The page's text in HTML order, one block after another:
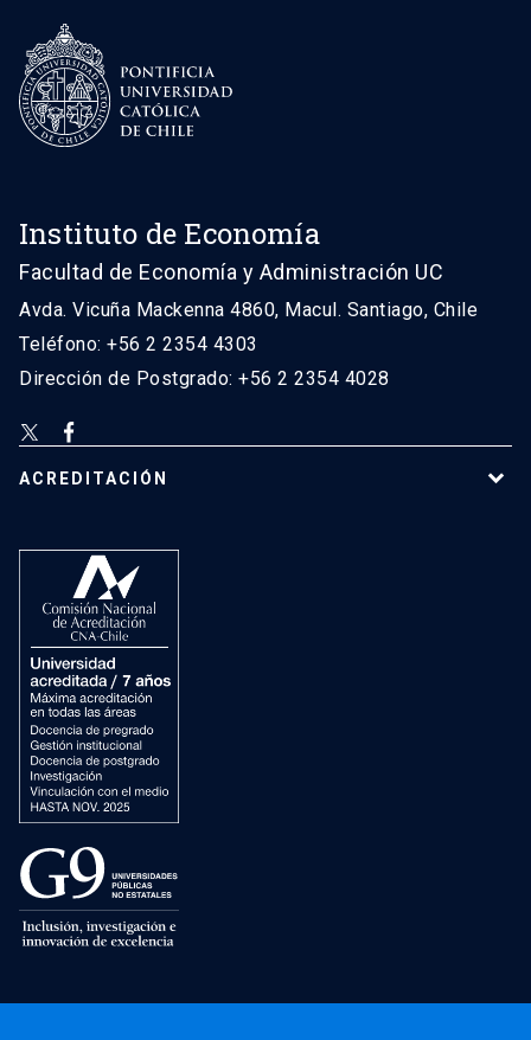
Instituto de Economía
Facultad de Economía y Administración UC
Avda. Vicuña Mackenna 4860, Macul. Santiago, Chile
Teléfono: +56 2 2354 4303
Dirección de Postgrado: +56 2 2354 4028
ACREDITACIÓN